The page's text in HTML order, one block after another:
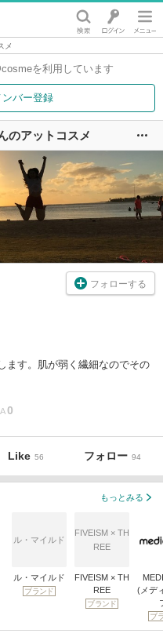
メ
を利用しています
バー登録
アットコスメ
フォローする
ます。肌が弱く繊細なのでその
0
Like 56 フォロー 94
もっとみる
ル・マイルド
ル・マイルド
ブランド
FIVEISM × TH
REE
FIVEISM × TH
REE
ブランド
(メデ
ブ